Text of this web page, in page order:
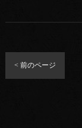
< 前のページ